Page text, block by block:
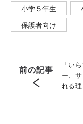
小学５年生
保護者向け
前の記事
「い
ー、
れる理